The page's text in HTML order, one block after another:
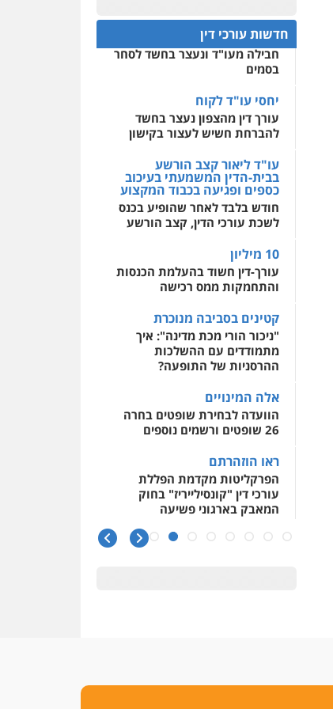
0522508109
אחסון אתרים
לעורכי דין
אסירים עבירות מין
שירותים מקצועיים לעורכי
דין
0544500346
חדשות עורכי דין
חפץ חשוד
עצור בתיק ניסיון רצח קיבל
חבילה מעו"ד ונעצר בחשד לסחר
בסמים
יחסי עו"ד לקוח
עורך דין מהצפון נעצר בחשד
להברחת חשיש לעצור בקישון
עו"ד ליאור קצב הורשע
בבית-הדין המשמעתי בעיכוב
כספים ופגיעה בכבוד המקצוע
חודש בלבד לאחר שהופיע בכנס
לשכת עורכי הדין, קצב הורשע
10 מיליון
עורך-דין חשוד בהעלמת הכנסות
והתחמקות ממס רכישה
קטינים בסביבה מנוכרת
"ניכור הורי מכת מדינה": איך
מתמודדים עם ההשלכות
ההרסניות של התופעה?
אלה המינויים
הוועדה לבחירת שופטים בחרה
26 שופטים ורשמים נוספים
ראו הוזהרתם
הפרקליטות מקדמת הפללת
עורכי דין "קונסילייריז" בחוק
המאבק בארגוני פשיעה
משרות אמון
הזכות לטנף